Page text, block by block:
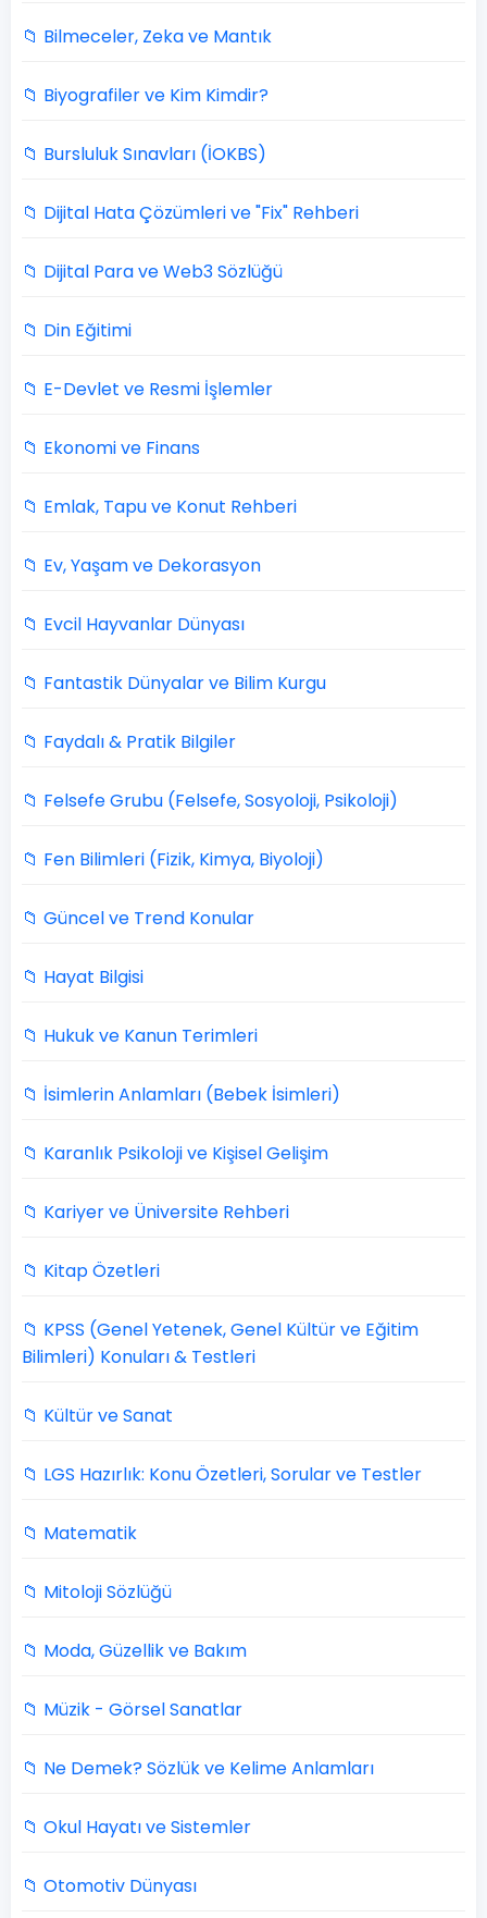
📁 Bilmeceler, Zeka ve Mantık
📁 Biyografiler ve Kim Kimdir?
📁 Bursluluk Sınavları (İOKBS)
📁 Dijital Hata Çözümleri ve "Fix" Rehberi
📁 Dijital Para ve Web3 Sözlüğü
📁 Din Eğitimi
📁 E-Devlet ve Resmi İşlemler
📁 Ekonomi ve Finans
📁 Emlak, Tapu ve Konut Rehberi
📁 Ev, Yaşam ve Dekorasyon
📁 Evcil Hayvanlar Dünyası
📁 Fantastik Dünyalar ve Bilim Kurgu
📁 Faydalı & Pratik Bilgiler
📁 Felsefe Grubu (Felsefe, Sosyoloji, Psikoloji)
📁 Fen Bilimleri (Fizik, Kimya, Biyoloji)
📁 Güncel ve Trend Konular
📁 Hayat Bilgisi
📁 Hukuk ve Kanun Terimleri
📁 İsimlerin Anlamları (Bebek İsimleri)
📁 Karanlık Psikoloji ve Kişisel Gelişim
📁 Kariyer ve Üniversite Rehberi
📁 Kitap Özetleri
📁 KPSS (Genel Yetenek, Genel Kültür ve Eğitim
Bilimleri) Konuları & Testleri
📁 Kültür ve Sanat
📁 LGS Hazırlık: Konu Özetleri, Sorular ve Testler
📁 Matematik
📁 Mitoloji Sözlüğü
📁 Moda, Güzellik ve Bakım
📁 Müzik - Görsel Sanatlar
📁 Ne Demek? Sözlük ve Kelime Anlamları
📁 Okul Hayatı ve Sistemler
📁 Otomotiv Dünyası